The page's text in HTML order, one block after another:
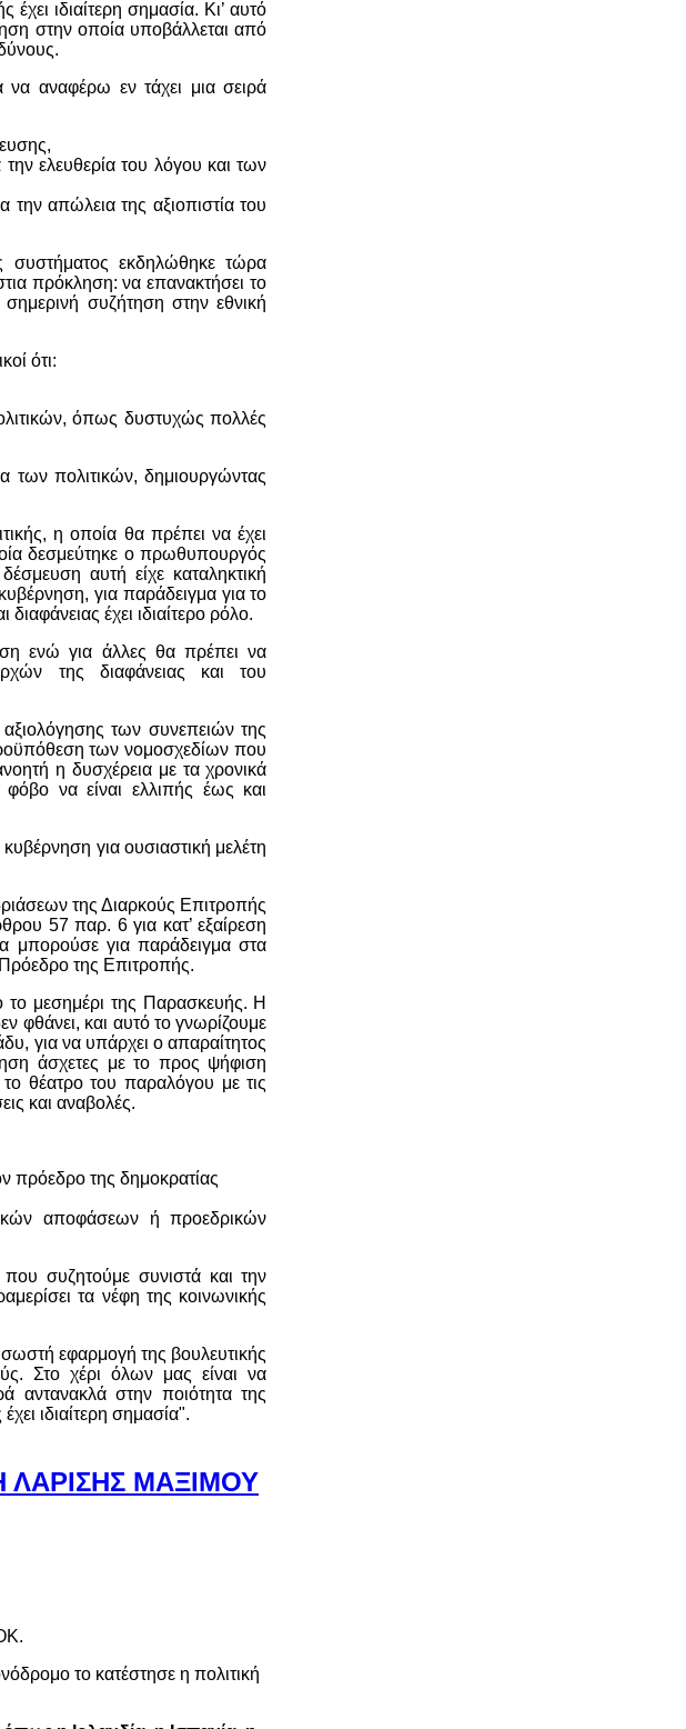
ιδιαίτερη σημασία. Κι’ αυτό
στην οποία υποβάλλεται από
αναφέρω εν τάχει μια σειρά
ελευθερία του λόγου και των
απώλεια της αξιοπιστία του
συστήματος εκδηλώθηκε τώρα
πρόκληση: να επανακτήσει το
συζήτηση στην εθνική
ότι:
όπως δυστυχώς πολλές
των πολιτικών, δημιουργώντας
η οποία θα πρέπει να έχει
δεσμεύτηκε ο πρωθυπουργός
αυτή είχε καταληκτική
για παράδειγμα για το
έχει ιδιαίτερο ρόλο.
ενώ για άλλες θα πρέπει να
της διαφάνειας και του
των συνεπειών της
των νομοσχεδίων που
η δυσχέρεια με τα χρονικά
να είναι ελλιπής έως και
για ουσιαστική μελέτη
της Διαρκούς Επιτροπής
57 παρ. 6 για κατ’ εξαίρεση
μπορούσε για παράδειγμα στα
της Επιτροπής.
το μεσημέρι της Παρασκευής. Η
φθάνει, και αυτό το γνωρίζουμε
για να υπάρχει ο απαραίτητος
άσχετες με το προς ψήφιση
θέατρο του παραλόγου με τις
και αναβολές.
πρόεδρο της δημοκρατίας
αποφάσεων ή προεδρικών
συζητούμε συνιστά και την
τα νέφη της κοινωνικής
εφαρμογή της βουλευτικής
Στο χέρι όλων μας είναι να
αντανακλά στην ποιότητα της
ιδιαίτερη σημασία".
ΛΑΡΙΣΗΣ ΜΑΞΙΜΟΥ
το κατέστησε η πολιτική